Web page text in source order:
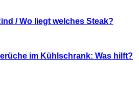
/ Wo liegt welches Steak?
im Kühlschrank: Was hilft?